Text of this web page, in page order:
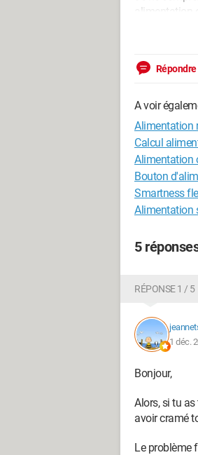
j'ai testé
Répondre
A voir
Alimentation
Calcul
Alimentation
Bouton
Smartness
Alimentation
5
RÉPONSE 1 / 5
1 déc.
Bonjour,
Alors, si tu
avoir cramé
Le problème